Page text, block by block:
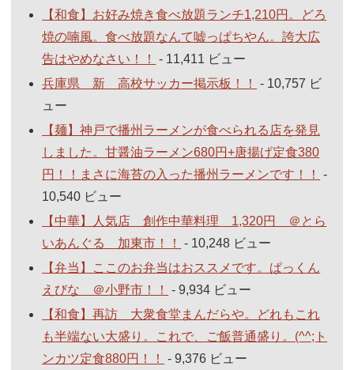
【和食】お好み焼き食べ放題ランチ1,210円。どろ
焼の喃風。食べ放題なんて嘘っぱちやん。誇大広
告はやめなさい！！
- 11,411 ビュー
兵庫県 新 高校サッカー掲示板！！
- 10,757 ビ
ュー
【麺】神戸で播州ラーメンが食べられる店を発見
しました。甘醤油ラーメン680円+唐揚げ定食380
円！！まさに海苔の入った播州ラーメンです！！
-
10,540 ビュー
【中華】人気店 創作中華料理 1,320円 ＠とら
いあんぐる 加東市！！
- 10,248 ビュー
【弁当】ここのお弁当はおススメです。ぱっくん
えびな ＠小野市！！
- 9,934 ビュー
【和食】再訪 大衆食堂まんだらや。どれもこれ
も半端ない大盛り。これで、ご飯普通盛り。(^^;ト
ンカツ定食880円！！
- 9,376 ビュー